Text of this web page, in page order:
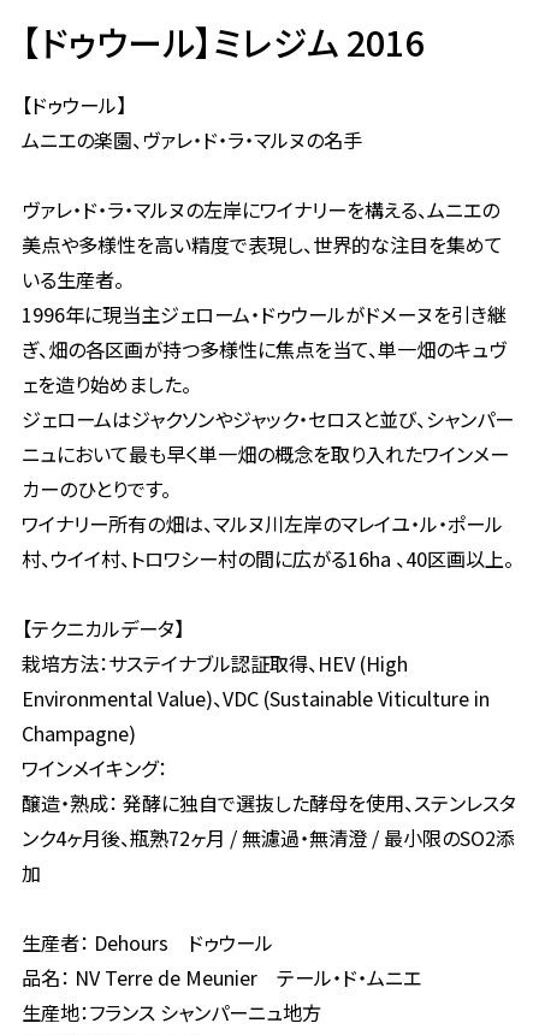
【ドゥウール】ミレジム 2016
【ドゥウール】
ムニエの楽園、ヴァレ・ド・ラ・マルヌの名手
ヴァレ・ド・ラ・マルヌの左岸にワイナリーを構える、ムニエの
美点や多様性を高い精度で表現し、世界的な注目を集めて
いる生産者。
1996年に現当主ジェローム・ドゥウールがドメーヌを引き継
ぎ、畑の各区画が持つ多様性に焦点を当て、単一畑のキュヴ
ェを造り始めました。
ジェロームはジャクソンやジャック・セロスと並び、シャンパー
ニュにおいて最も早く単一畑の概念を取り入れたワインメー
カーのひとりです。
ワイナリー所有の畑は、マルヌ川左岸のマレイユ・ル・ポール
村、ウイイ村、トロワシー村の間に広がる16ha 、40区画以上。
【テクニカルデータ】
栽培方法：サステイナブル認証取得、HEV (High
Environmental Value)、VDC (Sustainable Viticulture in
Champagne)
ワインメイキング：
醸造・熟成： 発酵に独自で選抜した酵母を使用、ステンレスタ
ンク4ヶ月後、瓶熟72ヶ月 / 無濾過・無清澄 / 最小限のSO2添
加
生産者： Dehours ドゥウール
品名： NV Terre de Meunier テール・ド・ムニエ
生産地：フランス シャンパーニュ地方